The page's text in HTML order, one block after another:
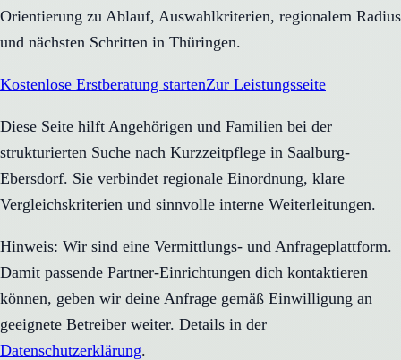
Orientierung zu Ablauf, Auswahlkriterien, regionalem Radius
und nächsten Schritten in Thüringen.
Kostenlose Erstberatung startenZur Leistungsseite
Diese Seite hilft Angehörigen und Familien bei der
strukturierten Suche nach Kurzzeitpflege in Saalburg-
Ebersdorf. Sie verbindet regionale Einordnung, klare
Vergleichskriterien und sinnvolle interne Weiterleitungen.
Hinweis: Wir sind eine Vermittlungs- und Anfrageplattform.
Damit passende Partner-Einrichtungen dich kontaktieren
können, geben wir deine Anfrage gemäß Einwilligung an
geeignete Betreiber weiter. Details in der
Datenschutzerklärung.